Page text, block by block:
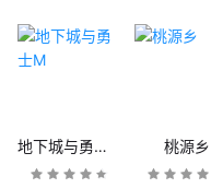
地下城与勇士M 桃源乡